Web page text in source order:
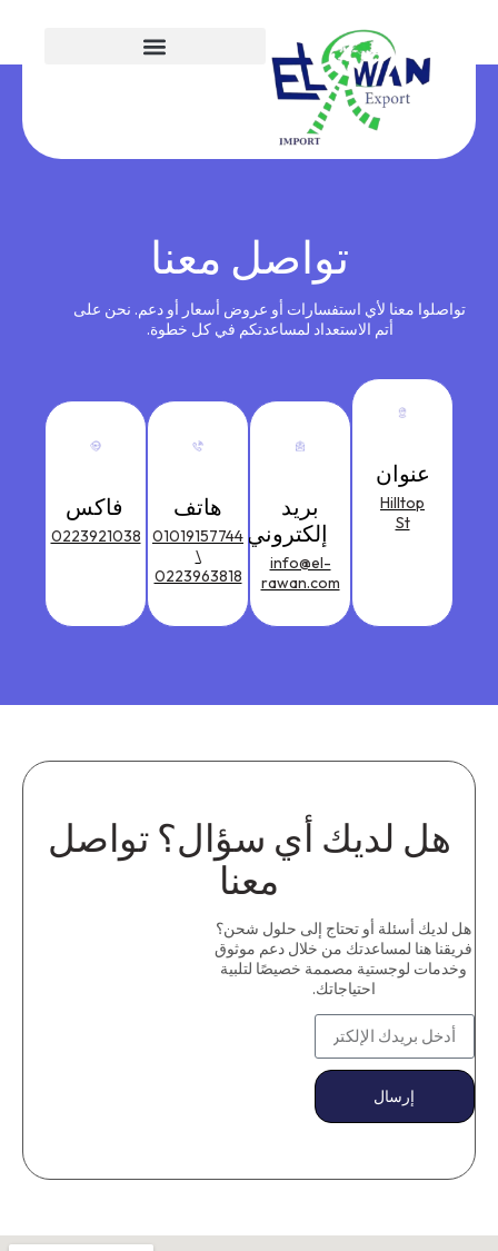
تواصل معنا
تواصلوا معنا لأي استفسارات أو عروض أسعار أو دعم. نحن على
أتم الاستعداد لمساعدتكم في كل خطوة.
عنوان
Hilltop
St
بريد
إلكتروني
info@el-
rawan.com
هاتف
01019157744
\
0223963818
فاكس
0223921038
هل لديك أي سؤال؟ تواصل
معنا
هل لديك أسئلة أو تحتاج إلى حلول شحن؟
فريقنا هنا لمساعدتك من خلال دعم موثوق
وخدمات لوجستية مصممة خصيصًا لتلبية
احتياجاتك.
إرسال